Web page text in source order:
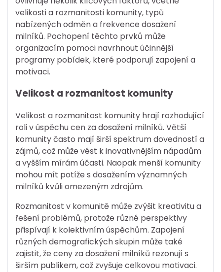
velikosti a rozmanitosti komunity, typů
nabízených odměn a frekvence dosažení
milníků. Pochopení těchto prvků může
organizacím pomoci navrhnout účinnější
programy pobídek, které podporují zapojení a
motivaci.
Velikost a rozmanitost komunity
Velikost a rozmanitost komunity hrají rozhodující
roli v úspěchu cen za dosažení milníků. Větší
komunity často mají širší spektrum dovedností a
zájmů, což může vést k inovativnějším nápadům
a vyšším mírám účasti. Naopak menší komunity
mohou mít potíže s dosažením významných
milníků kvůli omezeným zdrojům.
Rozmanitost v komunitě může zvýšit kreativitu a
řešení problémů, protože různé perspektivy
přispívají k kolektivním úspěchům. Zapojení
různých demografických skupin může také
zajistit, že ceny za dosažení milníků rezonují s
širším publikem, což zvyšuje celkovou motivaci.